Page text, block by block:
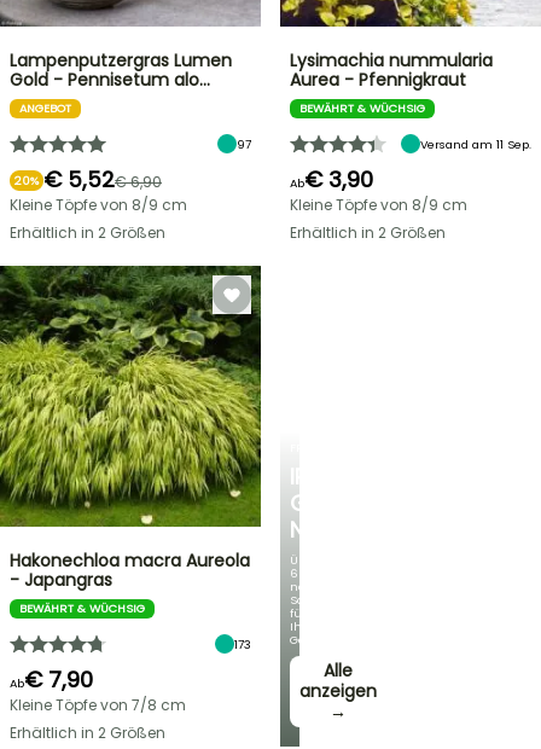
IRIS
GERMANICA
NEUHEITEN
Über
60
neue
Sorten
für
Ihren
Garten!
Alle
anzeigen
→
Lampenputzergras Lumen
Gold - Pennisetum alo…
ANGEBOT
97
20% € 5,52€ 6,90
Kleine Töpfe von 8/9 cm
Erhältlich in 2 Größen
Lysimachia nummularia
Aurea - Pfennigkraut
BEWÄHRT & WÜCHSIG
Versand am 11 Sep.
Ab€ 3,90
Kleine Töpfe von 8/9 cm
Erhältlich in 2 Größen
Hakonechloa macra Aureola
- Japangras
BEWÄHRT & WÜCHSIG
173
Ab€ 7,90
Kleine Töpfe von 7/8 cm
Erhältlich in 2 Größen